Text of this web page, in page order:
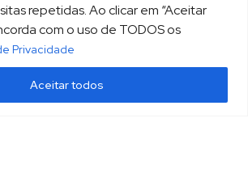
repetidas. Ao clicar em “Aceitar
com o uso de TODOS os
Privacidade
Aceitar todos